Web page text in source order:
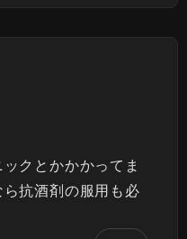
クとかかかってま
抗酒剤の服用も必